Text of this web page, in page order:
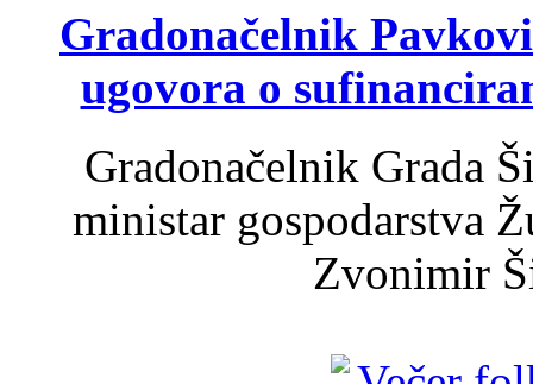
Gradonačelnik
ugovora o
Gradonačelnik Grada
ministar gospodarstva
Zvonimir